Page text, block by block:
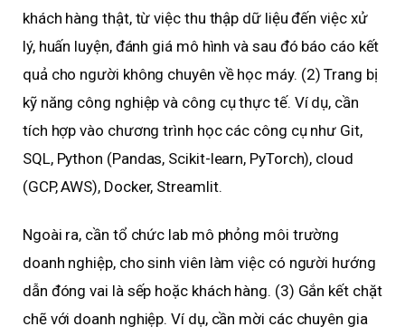
khách hàng thật, từ việc thu thập dữ liệu đến việc xử
lý, huấn luyện, đánh giá mô hình và sau đó báo cáo kết
quả cho người không chuyên về học máy. (2) Trang bị
kỹ năng công nghiệp và công cụ thực tế. Ví dụ, cần
tích hợp vào chương trình học các công cụ như Git,
SQL, Python (Pandas, Scikit-learn, PyTorch), cloud
(GCP, AWS), Docker, Streamlit.
Ngoài ra, cần tổ chức lab mô phỏng môi trường
doanh nghiệp, cho sinh viên làm việc có người hướng
dẫn đóng vai là sếp hoặc khách hàng. (3) Gắn kết chặt
chẽ với doanh nghiệp. Ví dụ, cần mời các chuyên gia